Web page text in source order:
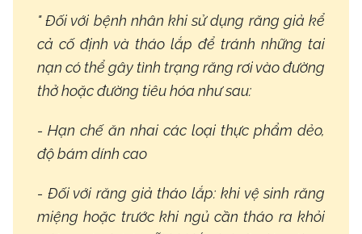
" Đối với bệnh nhân khi sử dụng răng giả kể
cả cố định và tháo lắp để tránh những tai
nạn có thể gây tình trạng răng rơi vào đường
thở hoặc đường tiêu hóa như sau:
- Hạn chế ăn nhai các loại thực phẩm dẻo,
độ bám dính cao
- Đối với răng giả tháo lắp: khi vệ sinh răng
miệng hoặc trước khi ngủ cần tháo ra khỏi